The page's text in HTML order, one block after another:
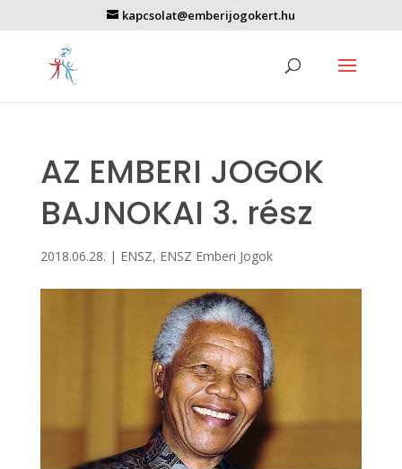
kapcsolat@emberijogokert.hu
AZ EMBERI JOGOK
BAJNOKAI 3. rész
2018.06.28. | ENSZ, ENSZ Emberi Jogok